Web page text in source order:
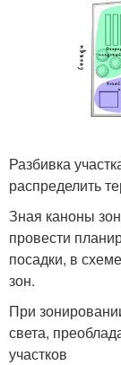
Разбивка
распределить
Зная каноны
провести
посадки, в
зон.
При
света,
участков